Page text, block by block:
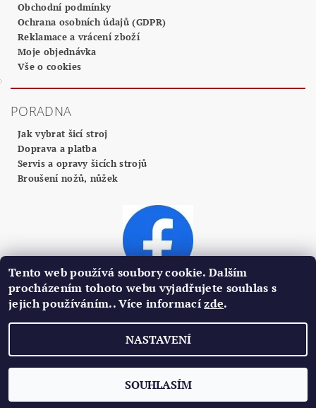
Obchodní podmínky
Ochrana osobních údajů (GDPR)
Reklamace a vrácení zboží
Moje objednávka
Vše o cookies
PORADNA
Jak vybrat šicí stroj
Doprava a platba
Servis a opravy šicích strojů
Broušení nožů, nůžek
2026 ©Profi Centrum Plzeň, všechna práva vyhrazena
Vytvořil Shoptet
Podle zákona o evidenci tržeb je prodávající povinen vystavit kupujícímu
v případě technického výpadku pak nejpozději do 48 hodin.
Tento web používá soubory cookie. Dalším
procházením tohoto webu vyjadřujete souhlas s
jejich používáním.. Více informacízde.
NASTAVENÍ
SOUHLASÍM